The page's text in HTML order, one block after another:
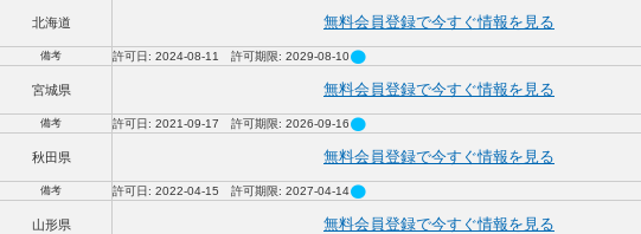
北海道 無料会員登録で今すぐ情報を見る
備考 許可日: 2024-08-11 許可期限: 2029-08-10circle
宮城県 無料会員登録で今すぐ情報を見る
備考 許可日: 2021-09-17 許可期限: 2026-09-16circle
秋田県 無料会員登録で今すぐ情報を見る
備考 許可日: 2022-04-15 許可期限: 2027-04-14circle
山形県 無料会員登録で今すぐ情報を見る